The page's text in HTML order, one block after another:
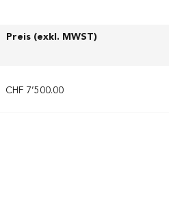
Preis (exkl. MWST)
CHF 7’500.00